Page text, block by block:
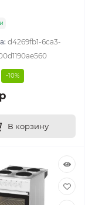
d4269fb1-6ca3-
-10%
В корзину